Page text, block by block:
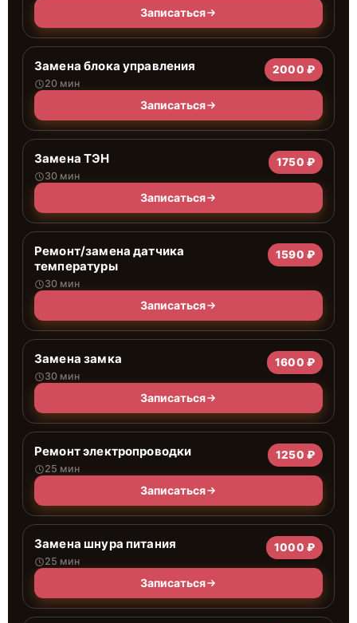
Записаться
Замена блока управления
20 мин
2000 ₽
Записаться
Замена ТЭН
30 мин
1750 ₽
Записаться
Ремонт/замена датчика
температуры
30 мин
1590 ₽
Записаться
Замена замка
30 мин
1600 ₽
Записаться
Ремонт электропроводки
25 мин
1250 ₽
Записаться
Замена шнура питания
25 мин
1000 ₽
Записаться